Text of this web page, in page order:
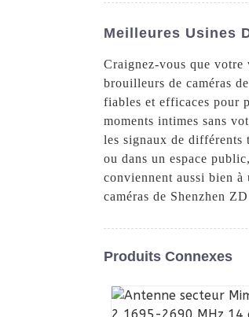
Meilleures Usines
Craignez-vous que votre
brouilleurs de caméras
fiables et efficaces pour
moments intimes sans
les signaux de différents
ou dans un espace
conviennent aussi bien
caméras de Shenzhen
Produits Connexes